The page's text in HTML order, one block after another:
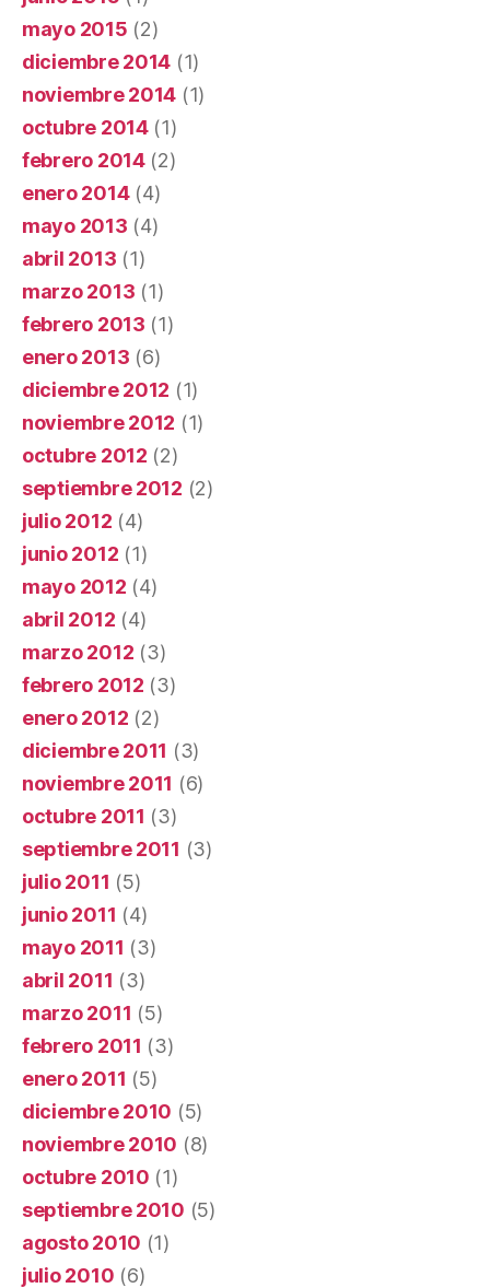
mayo 2015 (2)
diciembre 2014 (1)
noviembre 2014 (1)
octubre 2014(1)
febrero 2014(2)
enero 2014(4)
mayo 2013 (4)
abril 2013 (1)
marzo 2013 (1)
febrero 2013 (1)
enero 2013 (6)
diciembre 2012 (1)
noviembre 2012 (1)
octubre 2012 (2)
septiembre 2012 (2)
julio 2012 (4)
junio 2012 (1)
mayo 2012 (4)
abril 2012 (4)
marzo 2012 (3)
febrero 2012 (3)
enero 2012 (2)
diciembre 2011 (3)
noviembre 2011 (6)
octubre 2011 (3)
septiembre 2011 (3)
julio 2011 (5)
junio 2011 (4)
mayo 2011 (3)
abril 2011 (3)
marzo 2011 (5)
febrero 2011 (3)
enero 2011 (5)
diciembre 2010 (5)
noviembre 2010 (8)
octubre 2010 (1)
septiembre 2010 (5)
agosto 2010 (1)
julio 2010 (6)